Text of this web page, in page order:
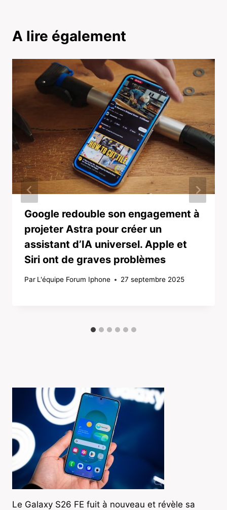
A lire également
Google redouble son engagement à
projeter Astra pour créer un
assistant d’IA universel. Apple et
Siri ont de graves problèmes
Par L'équipe Forum Iphone 27 septembre 2025
Le Galaxy S26 FE fuit à nouveau et révèle sa